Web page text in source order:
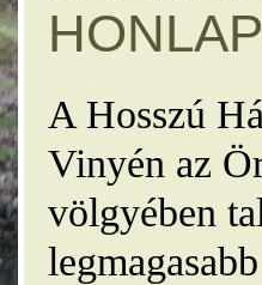
A Hosszú
Vinyén az
völgyében